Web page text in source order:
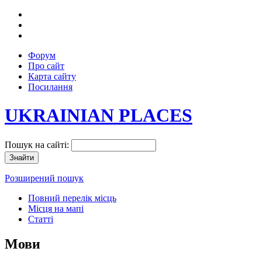
Форум
Про сайт
Карта сайту
Посилання
UKRAINIAN PLACES
Пошук на сайті:
Розширений пошук
Повний перелік місць
Місця на мапі
Статті
Мови